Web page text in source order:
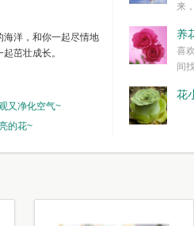
海洋，和你一起尽情地
茁壮成长。
又净化空气~
的花~
来
简单愉快的心
我们自己复杂
养
喜
间
花